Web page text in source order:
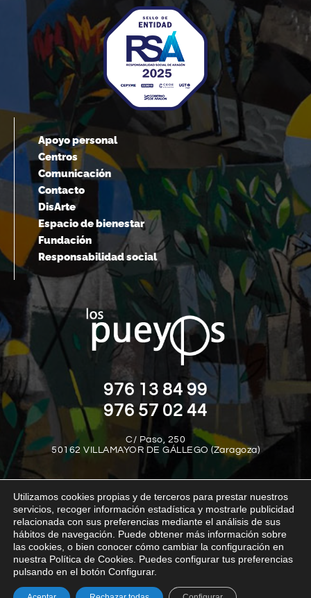
Apoyo personal
Centros
Comunicación
Contacto
DisArte
Espacio de bienestar
Fundación
Responsabilidad social
976 13 84 99
976 57 02 44
C/ Paso, 250
50162 VILLAMAYOR DE GÁLLEGO (Zaragoza)
Aviso legal Política de privacidad
Política de cookies
Política interna del canal de denuncias
Transparencia
Utilizamos cookies propias y de terceros para prestar nuestros
servicios, recoger información estadística y mostrarle publicidad
relacionada con sus preferencias mediante el análisis de sus
hábitos de navegación. Puede obtener más información sobre
las cookies, o bien conocer cómo cambiar la configuración en
nuestra Política de Cookies. Puedes configurar tus preferencias
pulsando en el botón Configurar.